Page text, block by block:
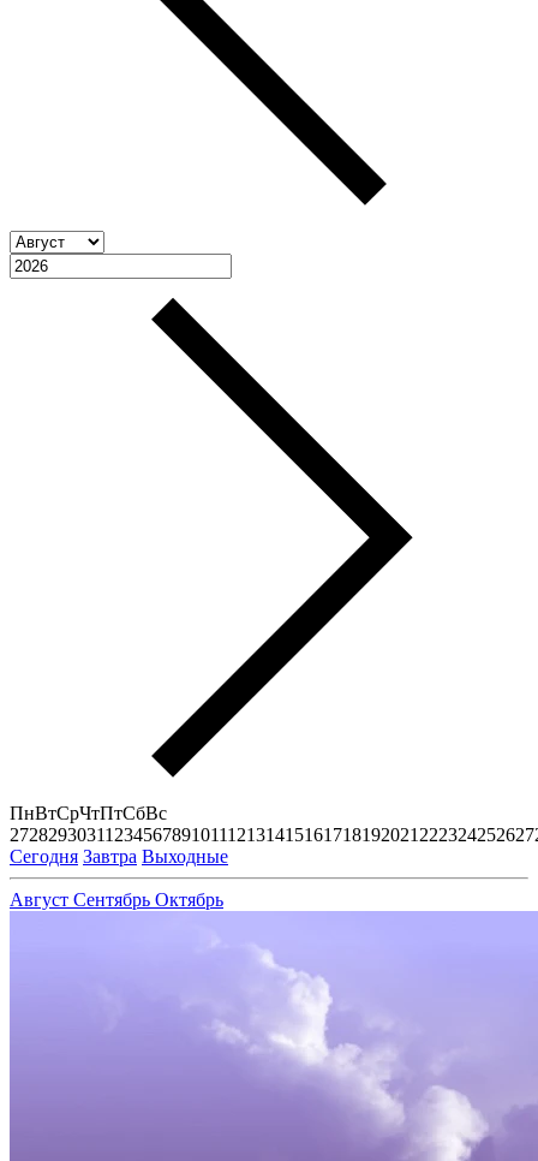
ПнВтСрЧтПтСбВс
27282930311 23456789101112131415161718192021 222324252627
Сегодня Завтра Выходные
Август Сентябрь Октябрь